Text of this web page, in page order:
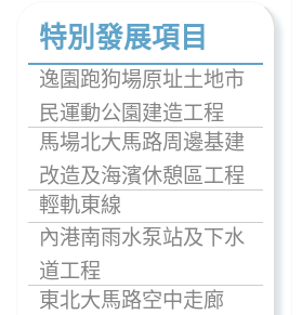
特別發展項目
逸園跑狗場原址土地市
民運動公園建造工程
馬場北大馬路周邊基建
改造及海濱休憩區工程
輕軌東線
內港南雨水泵站及下水
道工程
東北大馬路空中走廊